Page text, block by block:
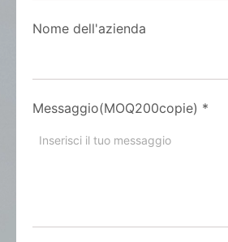
Nome dell'azienda
Messaggio(MOQ200copie) *